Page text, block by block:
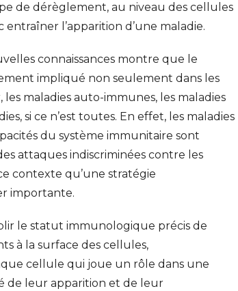
HÔPITAUX ROBERT SCHUMAN
de dérèglement, au niveau des cellules
l’apparition d’une maladie.
connaissances montre que le
impliqué non seulement dans les
les maladies auto-immunes, les maladies
si ce n’est toutes. En effet, les maladies
du système immunitaire sont
attaques indiscriminées contre les
contexte qu’une stratégie
importante.
le statut immunologique précis de
à la surface des cellules,
cellule qui joue un rôle dans une
de leur apparition et de leur